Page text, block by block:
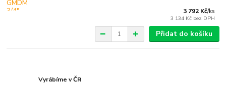
3 792 Kč/ks
3 134 Kč bez DPH
Přidat do košíku
Vyrábíme v ČR